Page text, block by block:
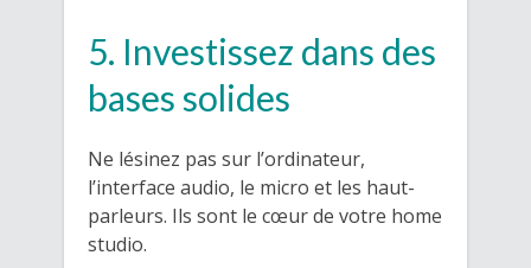
5. Investissez dans des
bases solides
Ne lésinez pas sur l’ordinateur,
l’interface audio, le micro et les haut-
parleurs. Ils sont le cœur de votre home
studio.